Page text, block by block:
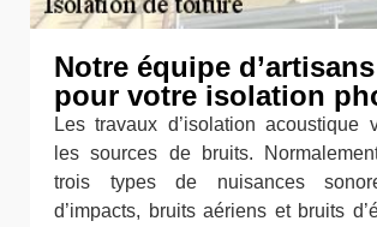
Notre équipe
pour votre isolation
Les travaux d’isolation acoustique
les sources de bruits.
trois types de nuisances
d’impacts, bruits aériens et bruits